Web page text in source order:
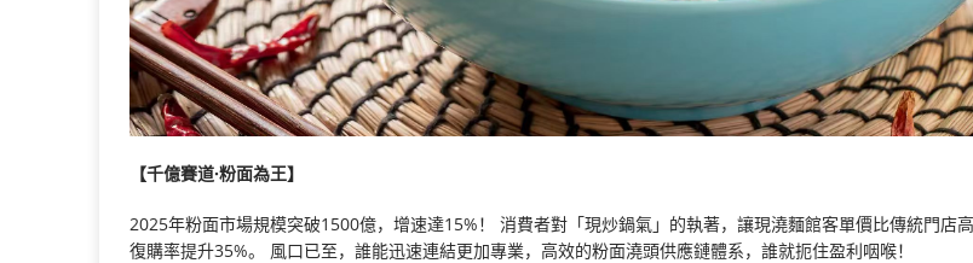
【千億賽道·粉面為王】
2025年粉面市場規模突破1500億，增速達15%！ 消費者對「現炒鍋氣」的執著，讓現澆麵館客單價比傳統門店高
復購率提升35%。 風口已至，誰能迅速連結更加專業，高效的粉面澆頭供應鏈體系，誰就扼住盈利咽喉！